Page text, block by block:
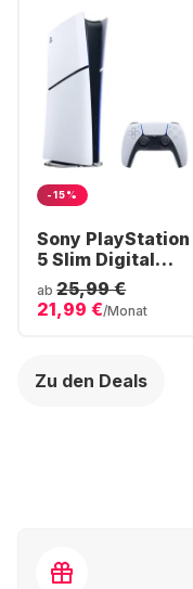
-15%
Sony PlayStation
5 Slim Digital
Console
ab 25,99 €
21,99 €/Monat
Zu den Deals